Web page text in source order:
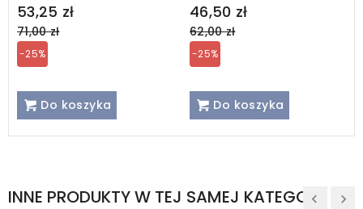
53,25 zł
Regular
price
71,00 zł
-25%
Do koszyka
46,50 zł
Regular
price
62,00 zł
-25%
Do koszyka
INNE PRODUKTY W TEJ SAMEJ KATEGORII